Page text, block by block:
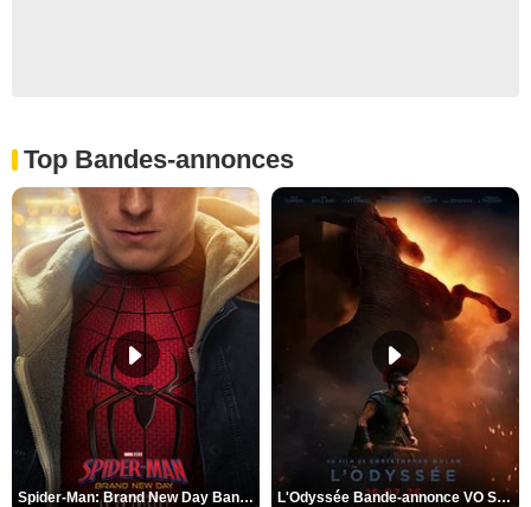
Top Bandes-annonces
Spider-Man: Brand New Day Bande-annonce VO STFR L'Odyssée Bande-annonce VO STFR